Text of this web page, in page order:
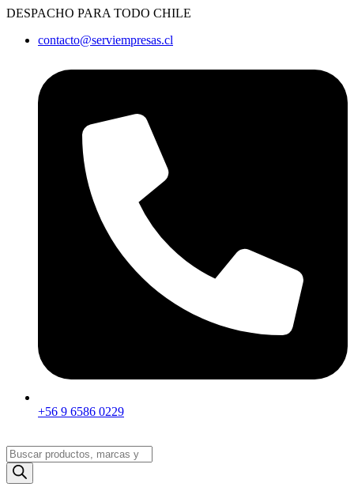
Ir
contenido
DESPACHO PARA TODO CHILE
contacto@serviempresas.cl
+56 9 6586 0229
Búsqueda
de
productos